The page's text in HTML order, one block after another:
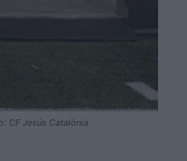
CF Jesús Catalònia